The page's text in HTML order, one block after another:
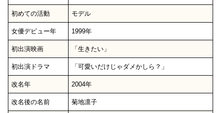
初めての活動 モデル
女優デビュー年 1999年
初出演映画 「生きたい」
初出演ドラマ 「可愛いだけじゃダメかしら？」
改名年 2004年
改名後の名前 菊地凛子